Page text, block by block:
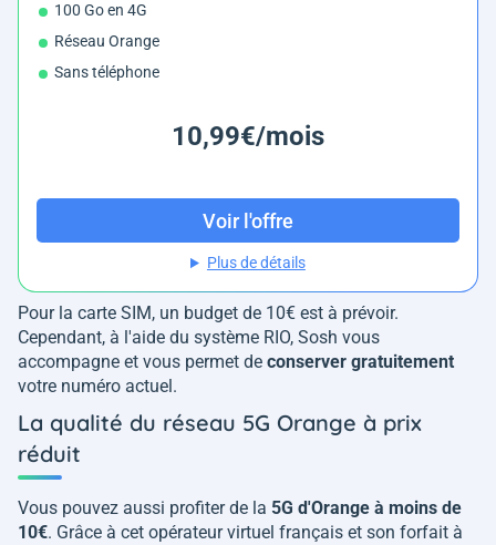
100 Go en 4G
Réseau Orange
Sans téléphone
10,99€/mois
Voir l'offre
Plus de détails
Pour la carte SIM, un budget de 10€ est à prévoir.
Cependant, à l'aide du système RIO, Sosh vous
accompagne et vous permet de conserver gratuitement
votre numéro actuel.
La qualité du réseau 5G Orange à prix
réduit
Vous pouvez aussi profiter de la 5G d'Orange à moins de
10€. Grâce à cet opérateur virtuel français et son forfait à